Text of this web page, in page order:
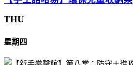
THU
星期四